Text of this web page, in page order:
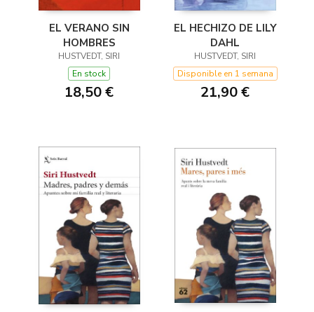
EL VERANO SIN
HOMBRES
HUSTVEDT, SIRI
En stock
18,50 €
EL HECHIZO DE LILY
DAHL
HUSTVEDT, SIRI
Disponible en 1 semana
21,90 €